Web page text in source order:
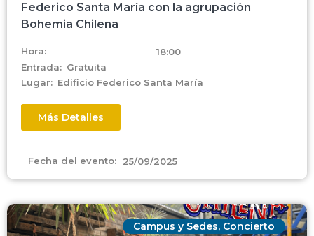
Federico Santa María con la agrupación
Bohemia Chilena
Hora:
18:00
Entrada: Gratuita
Lugar: Edificio Federico Santa María
Más Detalles
Fecha del evento: 25/09/2025
Campus y Sedes, Concierto